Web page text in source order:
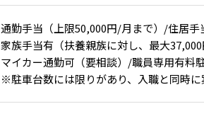
通勤手当（上限50,000円/月まで）/住居
家族手当有（扶養親族に対し、最大
マイカー通勤可（要相談）/職員専用有料
※駐車台数には限りがあり、入職と同時